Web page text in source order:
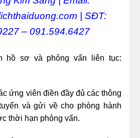
| SĐT:
– 091.594.6427
hồ sơ và phỏng vấn liên tục:
ứng viên điền đầy đủ các thông
và gửi về cho phòng hành
thời hạn phỏng vấn.